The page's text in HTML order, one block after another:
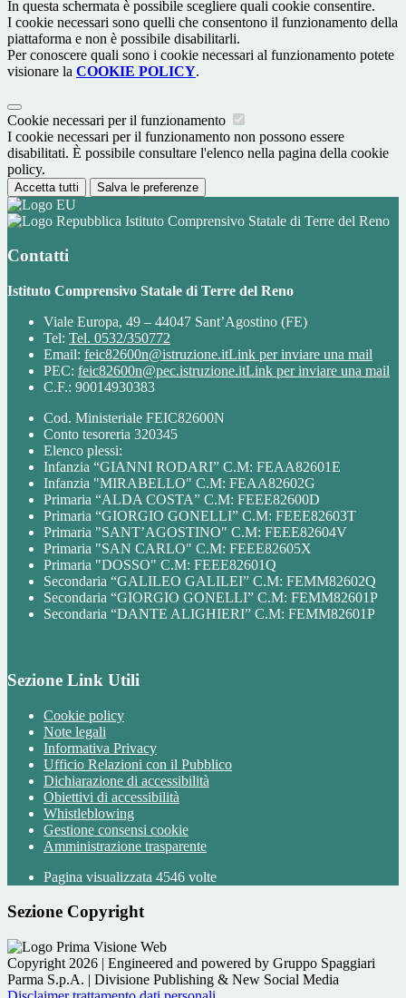
In questa schermata è possibile scegliere quali cookie consentire.
I cookie necessari sono quelli che consentono il funzionamento della
piattaforma e non è possibile disabilitarli.
Per conoscere quali sono i cookie necessari al funzionamento potete
visionare la COOKIE POLICY.
Cookie necessari per il funzionamento
I cookie necessari per il funzionamento non possono essere
disabilitati. È possibile consultare l'elenco nella pagina della cookie
policy.
Accetta tutti Salva le preferenze
Istituto Comprensivo Statale di Terre del Reno
Contatti
Istituto Comprensivo Statale di Terre del Reno
Viale Europa, 49 – 44047 Sant’Agostino (FE)
Tel: Tel. 0532/350772
Email: feic82600n@istruzione.itLink per inviare una mail
PEC: feic82600n@pec.istruzione.itLink per inviare una mail
C.F.: 90014930383
Cod. Ministeriale FEIC82600N
Conto tesoreria 320345
Elenco plessi:
Infanzia “GIANNI RODARI” C.M: FEAA82601E
Infanzia "MIRABELLO" C.M: FEAA82602G
Primaria “ALDA COSTA” C.M: FEEE82600D
Primaria “GIORGIO GONELLI” C.M: FEEE82603T
Primaria "SANT’AGOSTINO" C.M: FEEE82604V
Primaria "SAN CARLO" C.M: FEEE82605X
Primaria "DOSSO" C.M: FEEE82601Q
Secondaria “GALILEO GALILEI” C.M: FEMM82602Q
Secondaria “GIORGIO GONELLI” C.M: FEMM82601P
Secondaria “DANTE ALIGHIERI” C.M: FEMM82601P
Sezione Link Utili
Cookie policy
Note legali
Informativa Privacy
Ufficio Relazioni con il Pubblico
Dichiarazione di accessibilità
Obiettivi di accessibilità
Whistleblowing
Gestione consensi cookie
Amministrazione trasparente
Pagina visualizzata 4546 volte
Sezione Copyright
Copyright 2026 | Engineered and powered by Gruppo Spaggiari
Parma S.p.A. | Divisione Publishing & New Social Media